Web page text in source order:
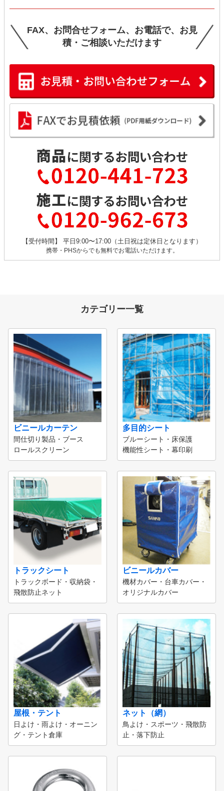
FAX、お問合せフォーム、お電話で、お見
積・ご相談いただけます
【受付時間】 平日9:00〜17:00（土日祝は定休日となります）
携帯・PHSからでも無料でお電話いただけます。
カテゴリー一覧
ビニールカーテン
間仕切り製品・ブース
ロールスクリーン
多目的シート
ブルーシート・床保護
機能性シート・幕印刷
トラックシート
トラックボード・収納袋・
飛散防止ネット
ビニールカバー
機材カバー・台車カバー・
オリジナルカバー
屋根・テント
日よけ・雨よけ・オーニン
グ・テント倉庫
ネット（網）
鳥よけ・スポーツ・飛散防
止・落下防止